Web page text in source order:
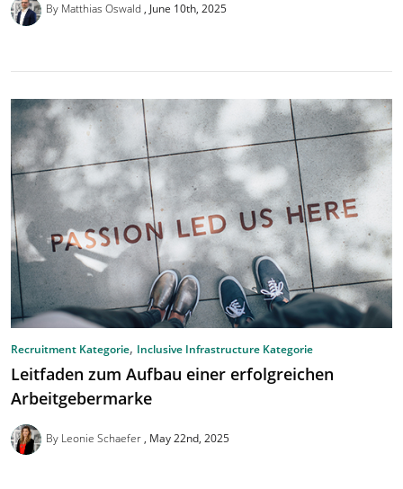
By Matthias Oswald June 10th, 2025
Recruitment Kategorie, Inclusive Infrastructure Kategorie
Leitfaden zum Aufbau einer erfolgreichen
Arbeitgebermarke
By Leonie Schaefer May 22nd, 2025